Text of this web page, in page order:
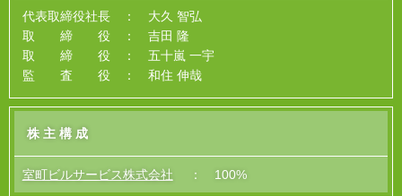
代表取締役社長 ： 大久 智弘
取 締 役 ： 吉田 隆
取 締 役 ： 五十嵐 一宇
監 査 役 ： 和住 伸哉
株主構成
室町ビルサービス株式会社 ： 100%